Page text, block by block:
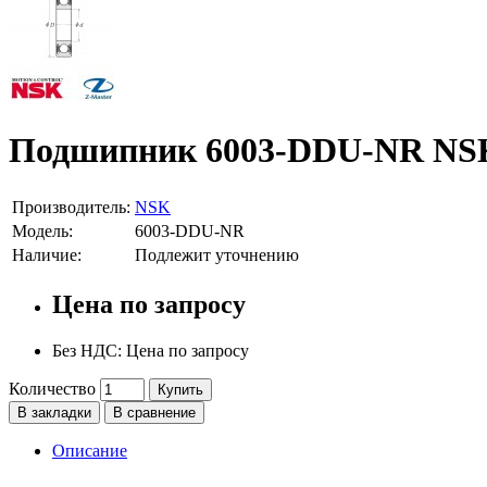
Подшипник 6003-DDU-NR
Производитель: NSK
Модель:
6003-DDU-NR
Наличие:
Подлежит уточнению
Цена по запросу
Без НДС: Цена по запросу
Количество
Купить
В закладки
В сравнение
Описание